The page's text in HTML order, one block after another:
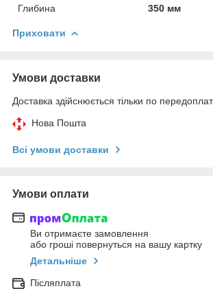
Глибина 350 мм
Приховати
Умови доставки
Доставка здійснюється тільки по
Нова Пошта
Всі умови доставки
Умови оплати
Ви отримаєте замовлення
або гроші повернуться на вашу картку
Детальніше
Післяплата